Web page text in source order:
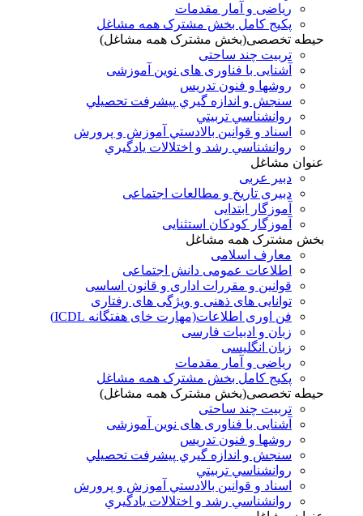
ریاضی و آمار مقدمات
پکیج کامل بخش مشترک همه مشاغل
حیطه تخصصی(بخش مشترک همه مشاغل)
تربیت چند ساحتی
آشنایی با فناوری های نوین آموزشی
روشها و فنون تدريس
سنجش و اندازه گيري پيشرفت تحصيلي
روانشناسي تربيتي
اسناد و قوانين بالادستي آموزش و پرورش
روانشناسي رشد و اختلالات يادگيري
عنوان مشاغل
دبير عربی
دبیری تاریخ و مطالعات اجتماعی
آموزگار ابتدایی
آموزگار کودکان استثنایی
بخش مشترک همه مشاغل
معارف اسلامی
اطلاعات عمومی دانش اجتماعی
قوانین و مقررات اداری و قانون اساسی
توانایی های ذهنی و ویژگی های رفتاری
فن اوری اطلاعات(مهارت خای هفتگانه ICDL)
زبان و ادبیات فارسی
زبان انگلیسی
ریاضی و آمار مقدمات
پکیج کامل بخش مشترک همه مشاغل
حیطه تخصصی(بخش مشترک همه مشاغل)
تربیت چند ساحتی
آشنایی با فناوری های نوین آموزشی
روشها و فنون تدريس
سنجش و اندازه گيري پيشرفت تحصيلي
روانشناسي تربيتي
اسناد و قوانين بالادستي آموزش و پرورش
روانشناسي رشد و اختلالات يادگيري